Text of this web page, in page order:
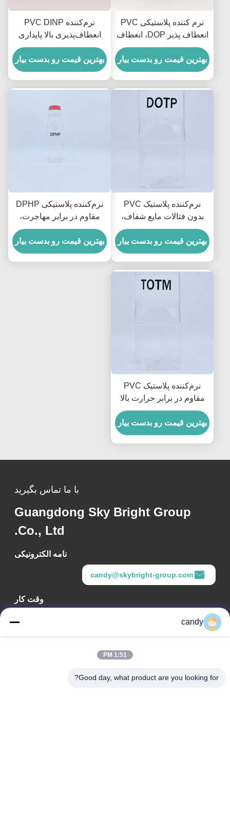
نرم کننده پلاستیکی PVC
انعطاف پذیر DOP، انعطاف
پذیری و دوام خوب برای
محصولات PVC
بهترین قیمت رو بدست بیار
نرم‌کننده PVC DINP
انعطاف‌پذیری بالا پایداری
محصولات PVC DINP
دی‌ایزونونیل فتالات
بهترین قیمت رو بدست بیار
نرم‌کننده پلاستیک PVC
بدون فتالات مایع شفاف،
نرم‌کننده DOTP 99.5%
برای اسباب‌بازی‌ها و سیم‌ها
بهترین قیمت رو بدست بیار
نرم‌کننده پلاستیکی DPHP
مقاوم در برابر مهاجرت،
فتالات، پایداری بالا در برابر
آب و هوا و پایداری برای
سیم‌ها
بهترین قیمت رو بدست بیار
نرم‌کننده پلاستیک PVC
مقاوم در برابر حرارت بالا
تریس 2 اتیل هگزیل
تری‌ملیتات برای کابل‌ها و
قطعات خودرو
بهترین قیمت رو بدست بیار
با ما تماس بگیرید
Guangdong Sky Bright Group
Co., Ltd.
نامه الکترونیکی
candy@skybright-group.com
وقت کار
آدرس ما
جیهوا، خیابان زومیاو، منطقه چانچنگ، فوشان، گوانگ‌دونگ، چین.
candy
1:51 PM
Good day, what product are you looking for?